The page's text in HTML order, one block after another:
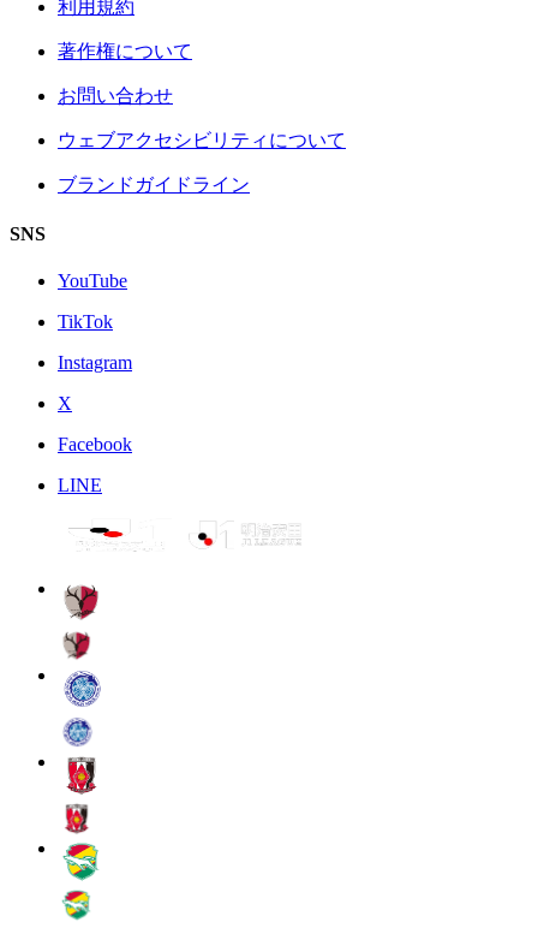
利用規約
著作権について
お問い合わせ
ウェブアクセシビリティについて
ブランドガイドライン
SNS
YouTube
TikTok
Instagram
X
Facebook
LINE